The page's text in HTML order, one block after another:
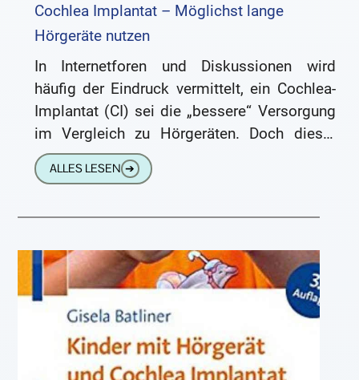
Cochlea Implantat – Möglichst lange
Hörgeräte nutzen
In Internetforen und Diskussionen wird
häufig der Eindruck vermittelt, ein Cochlea-
Implantat (CI) sei die „bessere“ Versorgung
im Vergleich zu Hörgeräten. Doch dieser
Ansatz ist nicht nur irreführend, sondern
auch problematisch.
ALLES LESEN ➔